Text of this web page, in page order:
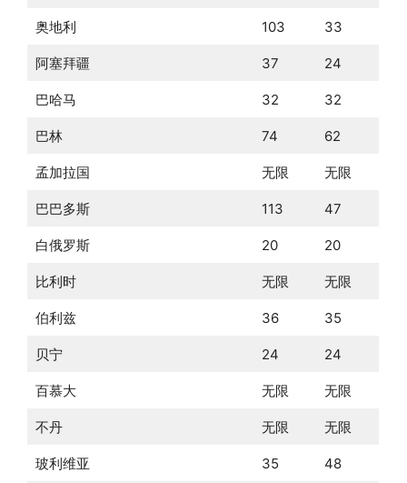
奥地利 103 33
阿塞拜疆 37 24
巴哈马 32 32
巴林 74 62
孟加拉国 无限 无限
巴巴多斯 113 47
白俄罗斯 20 20
比利时 无限 无限
伯利兹 36 35
贝宁 24 24
百慕大 无限 无限
不丹 无限 无限
玻利维亚 35 48